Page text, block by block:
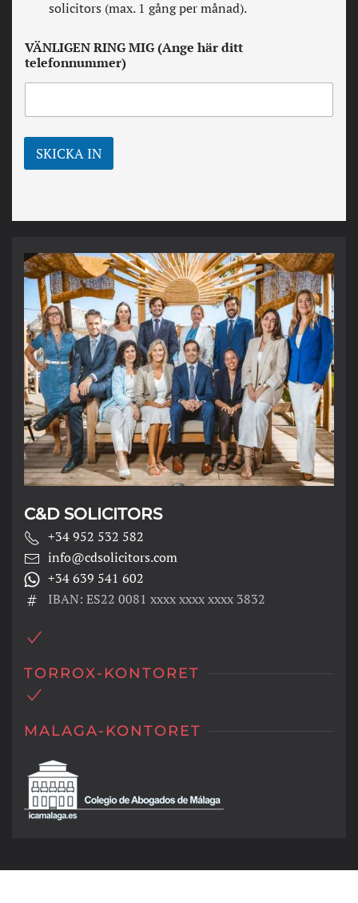
l
k
o
r
e
t
t
r
solicitors (max. 1 gång per månad).
VÄNLIGEN RING MIG (Ange här ditt
telefonnummer)
SKICKA IN
C&D SOLICITORS
+34 952 532 582
info@cdsolicitors.com
+34 639 541 602
IBAN: ES22 0081 xxxx xxxx xxxx 3832
TORROX-KONTORET
MALAGA-KONTORET